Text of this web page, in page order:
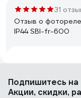
31
Отзыв о
IP44 SBl-fr-600
регулировки.
Подпишитесь на
Акции, скидки,